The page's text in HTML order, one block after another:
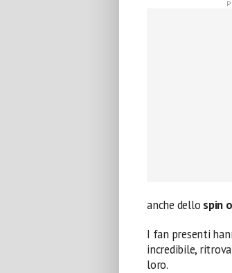
anche dello spin
I fan presenti
incredibile,
loro.